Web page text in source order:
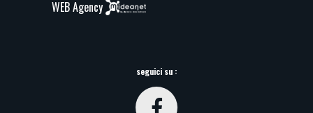
WEB Agency
seguici su :